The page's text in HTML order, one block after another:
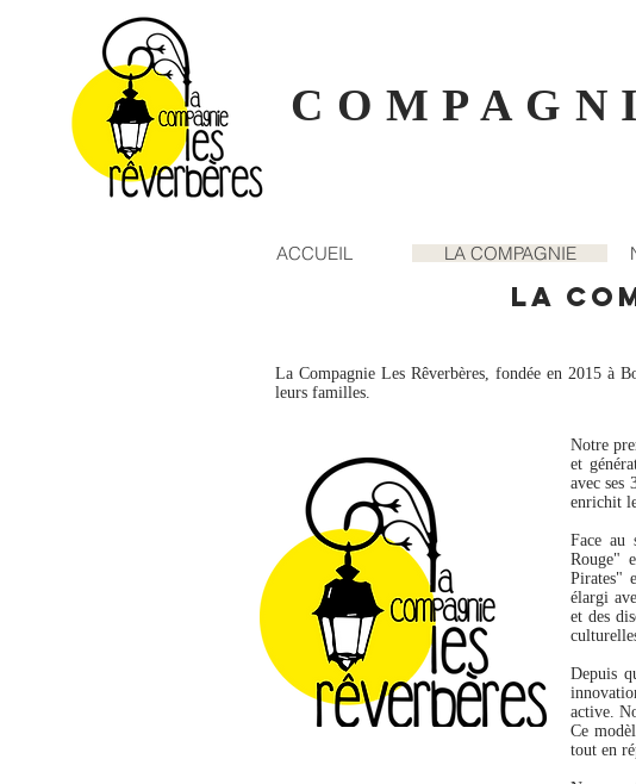
ACCUEIL LA COMPAGNIE
LA
La Compagnie Les Rêverbères, fondée en 2015 à
leurs familles.
Notre
et
avec ses
enrichit
Face au
Rouge"
Pirates"
élargi
et des
Depuis
active.
Ce
tout en